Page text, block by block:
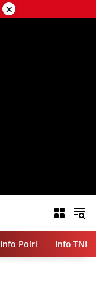
×
Info Polri Info TNI